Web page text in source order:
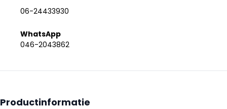
06-24433930
WhatsApp
046-2043862
Productinformatie